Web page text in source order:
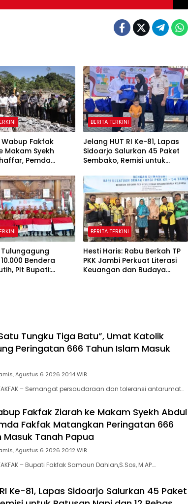
Fakfak
Makam Syekh
Pemda
666 Tahun Islam
Papua
BERITA TERKINI
Jelang HUT RI Ke-81, Lapas
Sidoarjo Salurkan 45 Paket
Sembako, Remisi untuk
Bendera
Plt Bupati:
BERITA TERKINI
Hesti Haris: Rabu Berkah TP
PKK Jambi Perkuat Literasi
Keuangan dan Budaya
Tungku Tiga Batu”, Umat Katolik
Peringatan 666 Tahun Islam Masuk
Agustus 6 2026 20:14 WIB
FAKFAK – Semangat persaudaraan dan toleransi antarumat…
Fakfak Ziarah ke Makam Syekh Abdul
Fakfak Matangkan Peringatan 666
Masuk Tanah Papua
Agustus 6 2026 20:12 WIB
– Bupati Fakfak Samaun Dahlan,S.Sos, M.AP….
Ke-81, Lapas Sidoarjo Salurkan 45 Paket